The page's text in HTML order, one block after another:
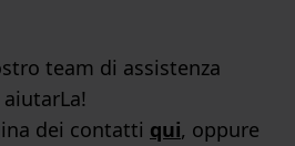
team di assistenza
dei contatti qui, oppure